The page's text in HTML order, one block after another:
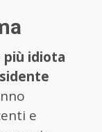
più idiota
e